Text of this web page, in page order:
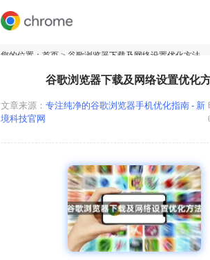
您的位置： 首页 > 谷歌浏览器下载及网络设置优化方法
谷歌浏览器下载及网络设置优化
文章来源： 专注纯净的谷歌浏览器手机优化指南 - 新
境科技官网